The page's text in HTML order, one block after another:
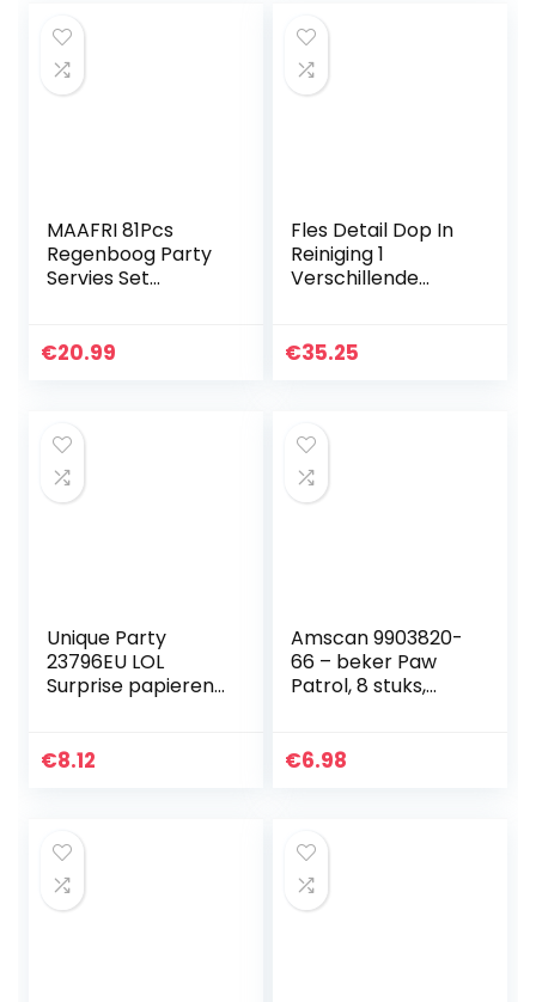
MAAFRI 81Pcs
Regenboog Party
Servies Set
Verjaardagsfeestje
€20.99
Fles Detail Dop In
Reiniging 1
Verschillende
Spleetborstels 3
€35.25
Unique Party
23796EU LOL
Surprise papieren
pack, meerkleurig
€8.12
Amscan 9903820-
66 – beker Paw
Patrol, 8 stuks,
bekers,
€6.98